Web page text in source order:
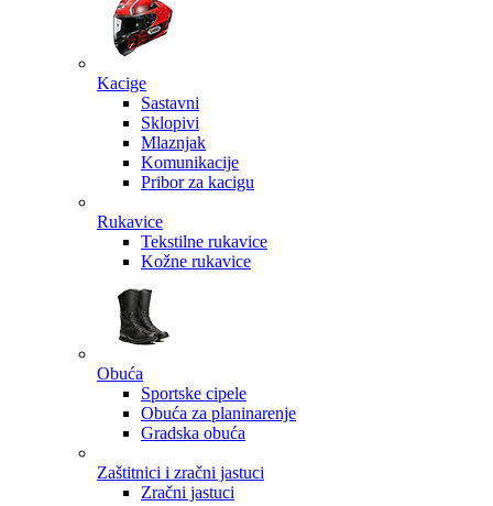
Kacige
Sastavni
Sklopivi
Mlaznjak
Komunikacije
Pribor za kacigu
Rukavice
Tekstilne rukavice
Kožne rukavice
Obuća
Sportske cipele
Obuća za planinarenje
Gradska obuća
Zaštitnici i zračni jastuci
Zračni jastuci